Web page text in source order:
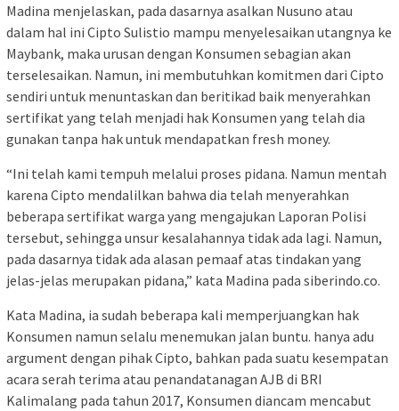
Madina menjelaskan, pada dasarnya asalkan Nusuno atau
dalam hal ini Cipto Sulistio mampu menyelesaikan utangnya ke
Maybank, maka urusan dengan Konsumen sebagian akan
terselesaikan. Namun, ini membutuhkan komitmen dari Cipto
sendiri untuk menuntaskan dan beritikad baik menyerahkan
sertifikat yang telah menjadi hak Konsumen yang telah dia
gunakan tanpa hak untuk mendapatkan fresh money.
“Ini telah kami tempuh melalui proses pidana. Namun mentah
karena Cipto mendalilkan bahwa dia telah menyerahkan
beberapa sertifikat warga yang mengajukan Laporan Polisi
tersebut, sehingga unsur kesalahannya tidak ada lagi. Namun,
pada dasarnya tidak ada alasan pemaaf atas tindakan yang
jelas-jelas merupakan pidana,” kata Madina pada siberindo.co.
Kata Madina, ia sudah beberapa kali memperjuangkan hak
Konsumen namun selalu menemukan jalan buntu. hanya adu
argument dengan pihak Cipto, bahkan pada suatu kesempatan
acara serah terima atau penandatanagan AJB di BRI
Kalimalang pada tahun 2017, Konsumen diancam mencabut